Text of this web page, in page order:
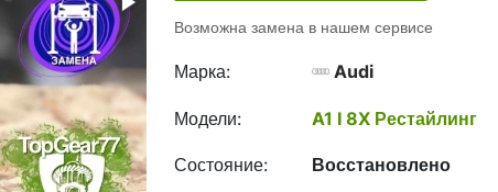
Возможна замена в нашем сервисе
Марка: Audi
Модели: A1 I 8X Рестайлинг
Состояние: Восстановлено